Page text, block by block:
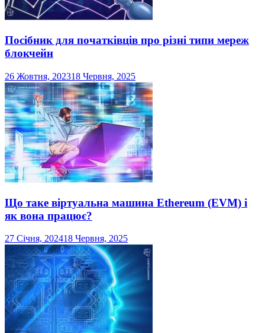
Посібник для початківців про різні типи мереж
блокчейн
26 Жовтня, 202318 Червня, 2025
Що таке віртуальна машина Ethereum (EVM) і
як вона працює?
27 Січня, 202418 Червня, 2025